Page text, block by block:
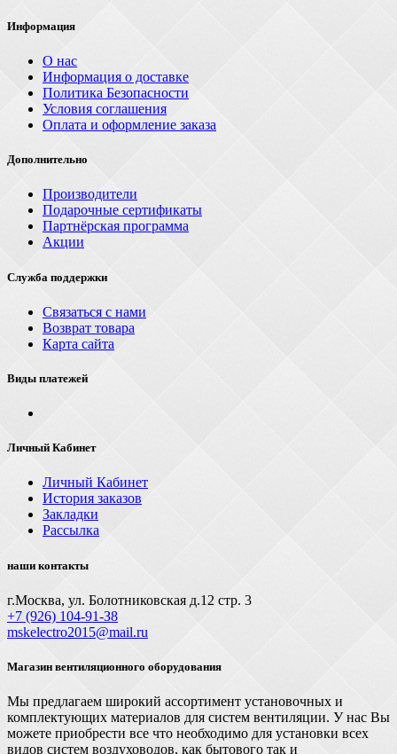
Информация
О нас
Информация о доставке
Политика Безопасности
Условия соглашения
Оплата и оформление заказа
Дополнительно
Производители
Подарочные сертификаты
Партнёрская программа
Акции
Служба поддержки
Связаться с нами
Возврат товара
Карта сайта
Виды платежей
Личный Кабинет
Личный Кабинет
История заказов
Закладки
Рассылка
наши контакты
г.Москва, ул. Болотниковская д.12 стр. 3
+7 (926) 104-91-З8
mskelectro2015@mail.ru
Магазин вентиляционного оборудования
Мы предлагаем широкий ассортимент установочных и
комплектующих материалов для систем вентиляции. У нас Вы
можете приобрести все что необходимо для установки всех
видов систем воздуховодов, как бытового так и